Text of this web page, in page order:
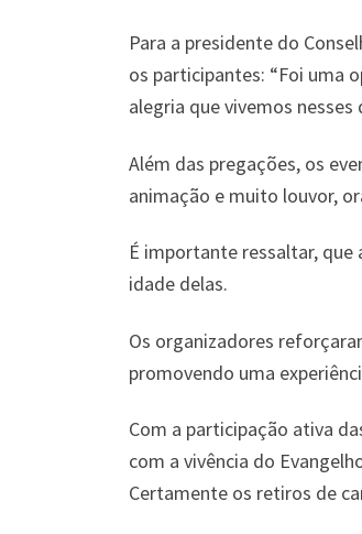
Para a presidente do
os participantes: “Foi uma
alegria que vivemos
Além das pregações, os
animação e muito louvor,
É importante ressaltar,
idade delas.
Os organizadores
promovendo uma
Com a participação ativa
com a vivência do
Certamente os retiros de